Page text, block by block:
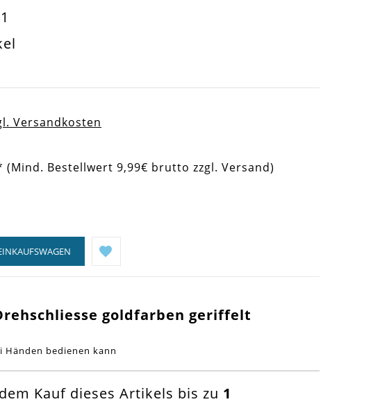
Versandkosten
Bestellwert 9,99€ brutto zzgl. Versand)
goldfarben geriffelt
bedienen kann
Kauf dieses Artikels bis zu 1